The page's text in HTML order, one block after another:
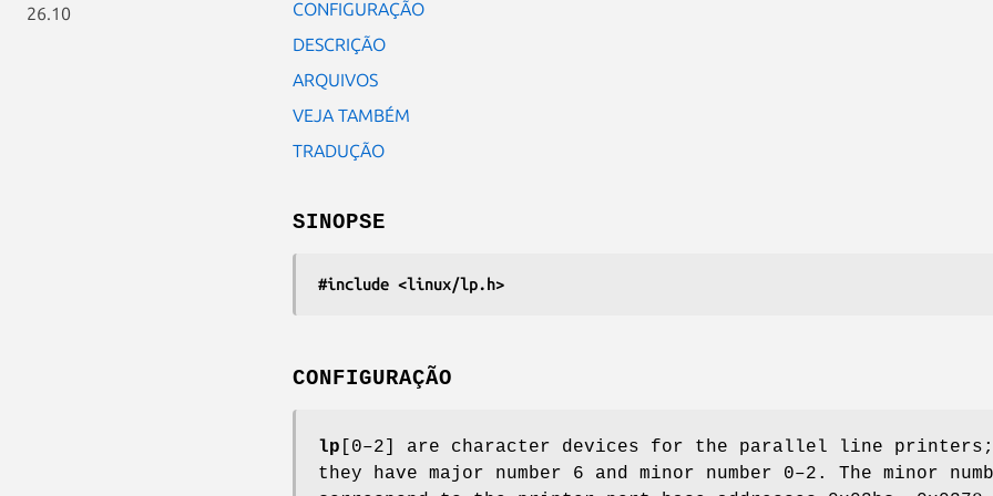
26.10
CONFIGURAÇÃO
DESCRIÇÃO
ARQUIVOS
VEJA TAMBÉM
TRADUÇÃO
SINOPSE
#include <linux/lp.h>
CONFIGURAÇÃO
lp [0–2] are character devices for the parallel line printers;
they have major number 6 and minor number 0–2. The minor